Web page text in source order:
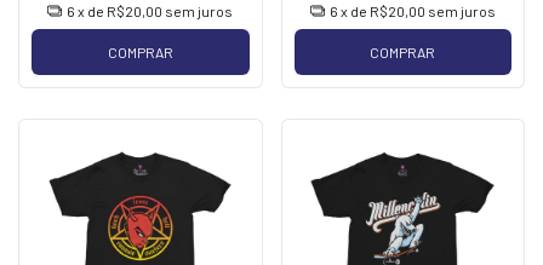
6 x de R$20,00 sem juros
COMPRAR
6 x de R$20,00 sem juros
COMPRAR